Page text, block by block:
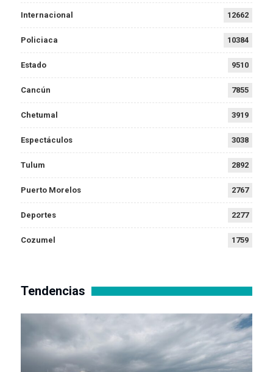
Internacional 12662
Policiaca 10384
Estado 9510
Cancún 7855
Chetumal 3919
Espectáculos 3038
Tulum 2892
Puerto Morelos 2767
Deportes 2277
Cozumel 1759
Tendencias